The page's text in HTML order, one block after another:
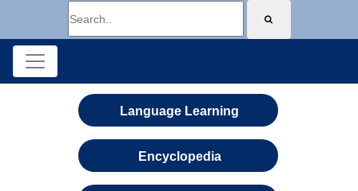
Language Learning
Encyclopedia